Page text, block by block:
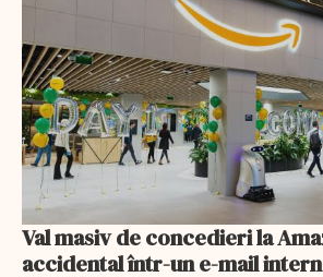
Val masiv de concedieri la
accidental într-un e-mail intern